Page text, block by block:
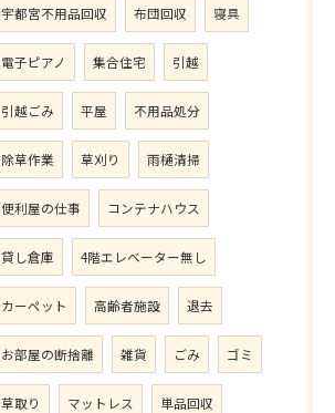
宇都宮不用品回収 布団回収 寝具
電子ピアノ 集合住宅 引越
引越ごみ 平屋 不用品処分
除草作業 草刈り 雨樋清掃
便利屋の仕事 コンテナハウス
貸し倉庫 4階エレベーター無し
カーペット 高齢者施設 退去
お部屋の断捨離 雑貨 ごみ ゴミ
草取り マットレス 単品回収